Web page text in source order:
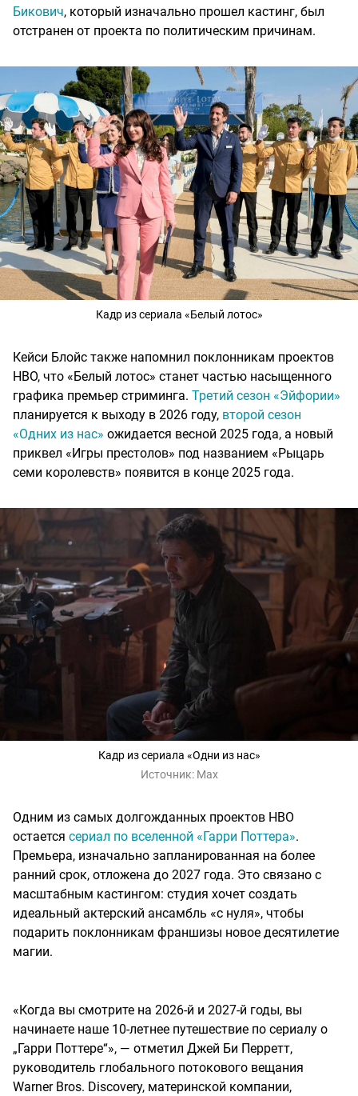
Бикович, который изначально прошел кастинг, был
отстранен от проекта по политическим причинам.
Кадр из сериала «Белый лотос»
Кейси Блойс также напомнил поклонникам проектов
HBO, что «Белый лотос» станет частью насыщенного
графика премьер стриминга. Третий сезон «Эйфории»
планируется к выходу в 2026 году, второй сезон
«Одних из нас» ожидается весной 2025 года, а новый
приквел «Игры престолов» под названием «Рыцарь
семи королевств» появится в конце 2025 года.
Кадр из сериала «Одни из нас»
Источник: Max
Одним из самых долгожданных проектов HBO
остается сериал по вселенной «Гарри Поттера».
Премьера, изначально запланированная на более
ранний срок, отложена до 2027 года. Это связано с
масштабным кастингом: студия хочет создать
идеальный актерский ансамбль «с нуля», чтобы
подарить поклонникам франшизы новое десятилетие
магии.
«Когда вы смотрите на 2026-й и 2027-й годы, вы
начинаете наше 10-летнее путешествие по сериалу о
„Гарри Поттере“», — отметил Джей Би Перретт,
руководитель глобального потокового вещания
Warner Bros. Discovery, материнской компании,